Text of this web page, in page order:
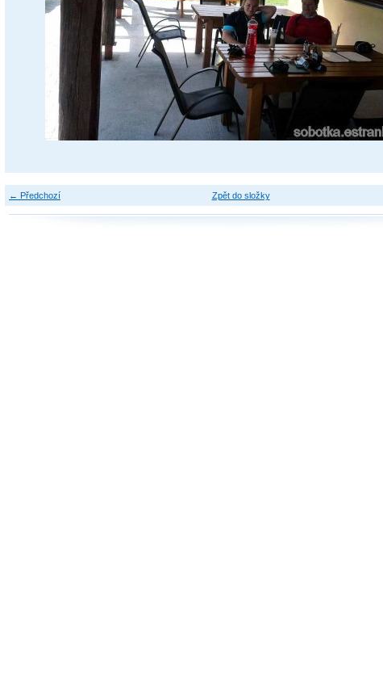
← Předchozí Zpět do složky